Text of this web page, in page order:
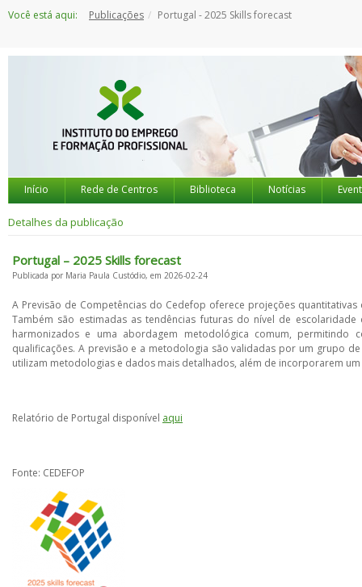
paraVocê está aqui: Publicações Portugal - 2025 Skills forecast
Início Rede de Centros Biblioteca Notícias
Detalhes da publicação
Portugal – 2025 Skills forecast
Publicada por Maria Paula Custódio, em 2026-02-24
A Previsão de Competências do Cedefop oferece projeções
Também são estimadas as tendências futuras do nível de
harmonizados e uma abordagem metodológica comum,
qualificações. A previsão e a metodologia são validadas por um grupo
utilizam metodologias e dados mais detalhados, além de incorporarem
Relatório de Portugal disponível aqui
Fonte: CEDEFOP